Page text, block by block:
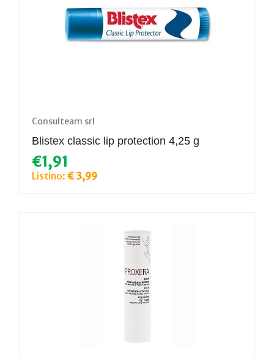
Consulteam srl
Blistex classic lip protection 4,25 g
€1,91
Listino: € 3,99